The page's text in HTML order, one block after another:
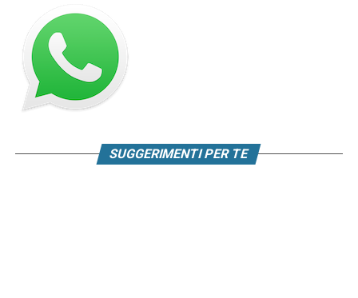
SUGGERIMENTI PER TE